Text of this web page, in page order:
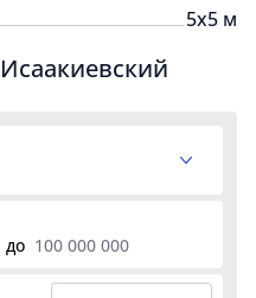
5x5 м
до